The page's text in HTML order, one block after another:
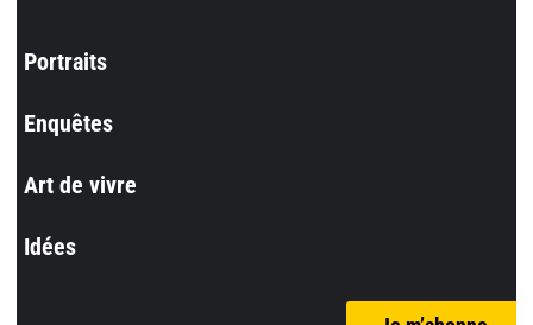
Portraits
Enquêtes
Art de vivre
Idées